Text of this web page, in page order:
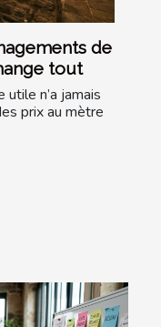
de
tout
utile n’a jamais
prix au mètre